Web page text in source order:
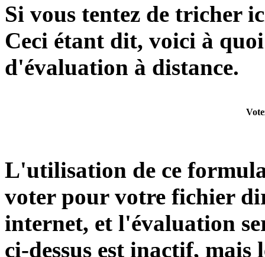
Si vous tentez de tricher
Ceci étant dit, voici à
d'évaluation à distance.
L'utilisation de ce
voter pour votre fichier
internet, et l'évaluation
ci-dessus est inactif, mais